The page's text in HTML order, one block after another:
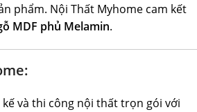
phẩm. Nội Thất Myhome cam kết
MDF phủ Melamin.
và thi công nội thất trọn gói với